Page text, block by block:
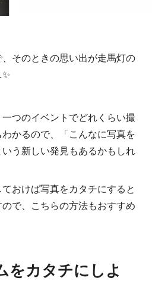
そのときの思い出が走馬灯の
つのイベントでどれくらい撮
かるので、「こんなに写真を
う新しい発見もあるかもしれ
おけば写真をカタチにすると
で、こちらの方法もおすすめ
をカタチにしよ